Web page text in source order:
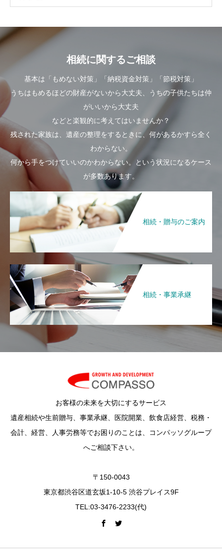
相続に関するご相談
基本は「もめない対策」「納税資金対策」「節税対策」
うちはもめるほどの財産がないから大丈夫、うちの子供たちは仲
がいいから大丈夫
などと楽観的に考えてはいませんか？
残された家族は、遺産の整理をするときに、何があるかすら全く
わからない。
何から手をつけていいのかわからない。という状況になるケース
が多数あります。
相続・贈与のご案内
相続・事業承継
お客様の未来を大切にするサービス
遺産相続や生前贈与、事業承継、医院開業、飲食店経営、税務・
会計、経営、人事労務等でお困りのことは、コンパッソグループ
へご相談下さい。
〒150-0043
東京都渋谷区道玄坂1-10-5 渋谷プレイス9F
TEL:03-3476-2233(代)